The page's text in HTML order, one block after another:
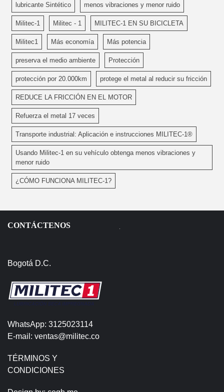
lubricante Sintético menos vibraciones y menor ruido
Militec-1 Militec - 1 MILITEC-1 EN SU BICICLETA
Militec1 Más economía Más potencia
preserva el medio ambiente Protección
protección por 20.000km protege el metal al reducir su fricción
REDUCE LA FRICCIÓN EN EL MOTOR
Refuerza el metal 17 veces
Transporte industrial: Aplicación e instrucciones MILITEC-1®
Usando Militec-1 en su vehículo obtenga menos vibraciones y
menor ruido
¿CÓMO FUNCIONA MILITEC-1?
CONTÁCTENOS
Bogotá D.C.
WhatsApp: 3125023114
E-mail: ventas@militec.co
TÉRMINOS Y
CONDICIONES